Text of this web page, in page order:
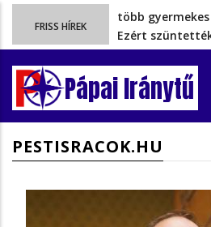
FRISS HÍREK
Ezért
Energiakrízis:
hetekig nem
A spanyol
tengeren érkező
Rétvári Bence:
hátrál ki a
Az
Pápai Iránytű
PESTISRACOK.HU